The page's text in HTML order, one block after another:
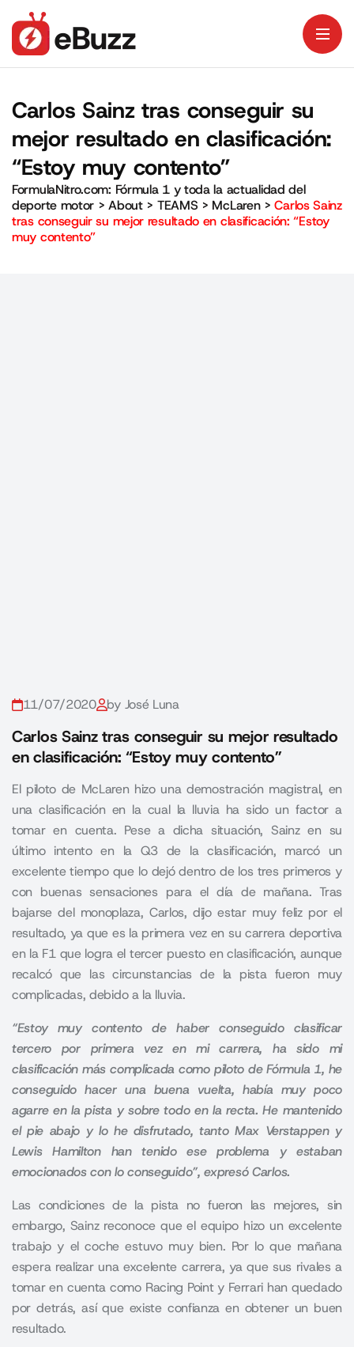
Carlos Sainz tras conseguir su
mejor resultado en clasificación:
“Estoy muy contento”
FormulaNitro.com: Fórmula 1 y toda la actualidad del
deporte motor >About> TEAMS > McLaren>Carlos Sainz
tras conseguir su mejor resultado en clasificación: “Estoy
muy contento”
11/07/2020 by José Luna
Carlos Sainz tras conseguir su mejor resultado
en clasificación: “Estoy muy contento”
El piloto de McLaren hizo una demostración magistral, en
una clasificación en la cual la lluvia ha sido un factor a
tomar en cuenta. Pese a dicha situación, Sainz en su
último intento en la Q3 de la clasificación, marcó un
excelente tiempo que lo dejó dentro de los tres primeros y
con buenas sensaciones para el día de mañana. Tras
bajarse del monoplaza, Carlos, dijo estar muy feliz por el
resultado, ya que es la primera vez en su carrera deportiva
en la F1 que logra el tercer puesto en clasificación, aunque
recalcó que las circunstancias de la pista fueron muy
complicadas, debido a la lluvia.
“Estoy muy contento de haber conseguido clasificar
tercero por primera vez en mi carrera, ha sido mi
clasificación más complicada como piloto de Fórmula 1, he
conseguido hacer una buena vuelta, había muy poco
agarre en la pista y sobre todo en la recta. He mantenido
el pie abajo y lo he disfrutado, tanto Max Verstappen y
Lewis Hamilton han tenido ese problema y estaban
emocionados con lo conseguido”, expresó Carlos.
Las condiciones de la pista no fueron las mejores, sin
embargo, Sainz reconoce que el equipo hizo un excelente
trabajo y el coche estuvo muy bien. Por lo que mañana
espera realizar una excelente carrera, ya que sus rivales a
tomar en cuenta como Racing Point y Ferrari han quedado
por detrás, así que existe confianza en obtener un buen
resultado.